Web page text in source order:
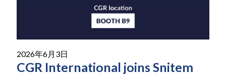
2026年6月3日
CGR International joins Snitem